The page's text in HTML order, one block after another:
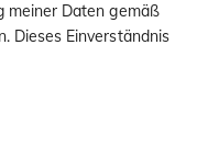
meiner Daten gemäß
Dieses Einverständnis